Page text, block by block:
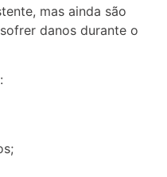
mas ainda são
danos durante o